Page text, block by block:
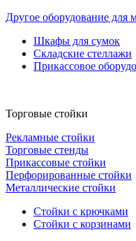
Другое оборудование для
Шкафы для сумок
Складские стеллажи
Прикассовое
Торговые стойки
Рекламные стойки
Торговые стенды
Прикассовые стойки
Перфорированные стойки
Металлические стойки
Стойки с крючками
Стойки с корзинами